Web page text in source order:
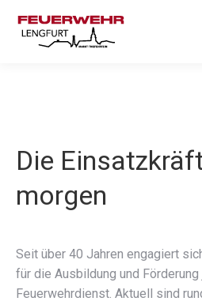
Die
morgen
Seit über 40 Jahren engagiert
für die Ausbildung und
Feuerwehrdienst. Aktuell sind